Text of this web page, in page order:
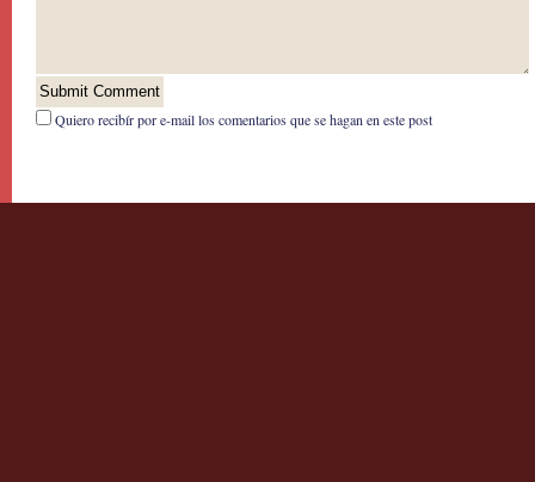
Quiero recibír por e-mail los comentarios que se hagan en este post